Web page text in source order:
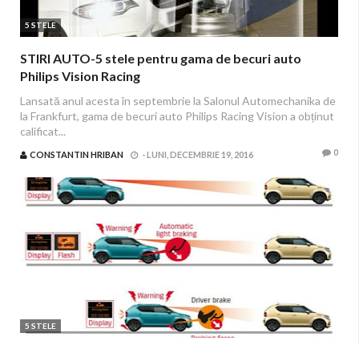
5 STELE
STIRI AUTO-5 stele pentru gama de becuri auto
Philips Vision Racing
Lansată anul acesta în septembrie la Salonul Automechanika de
la Frankfurt, gama de becuri auto Philips Racing Vision a obținut
calificat...
CONSTANTIN HRIBAN -LUNI, DECEMBRIE 19, 2016 0
5 STELE